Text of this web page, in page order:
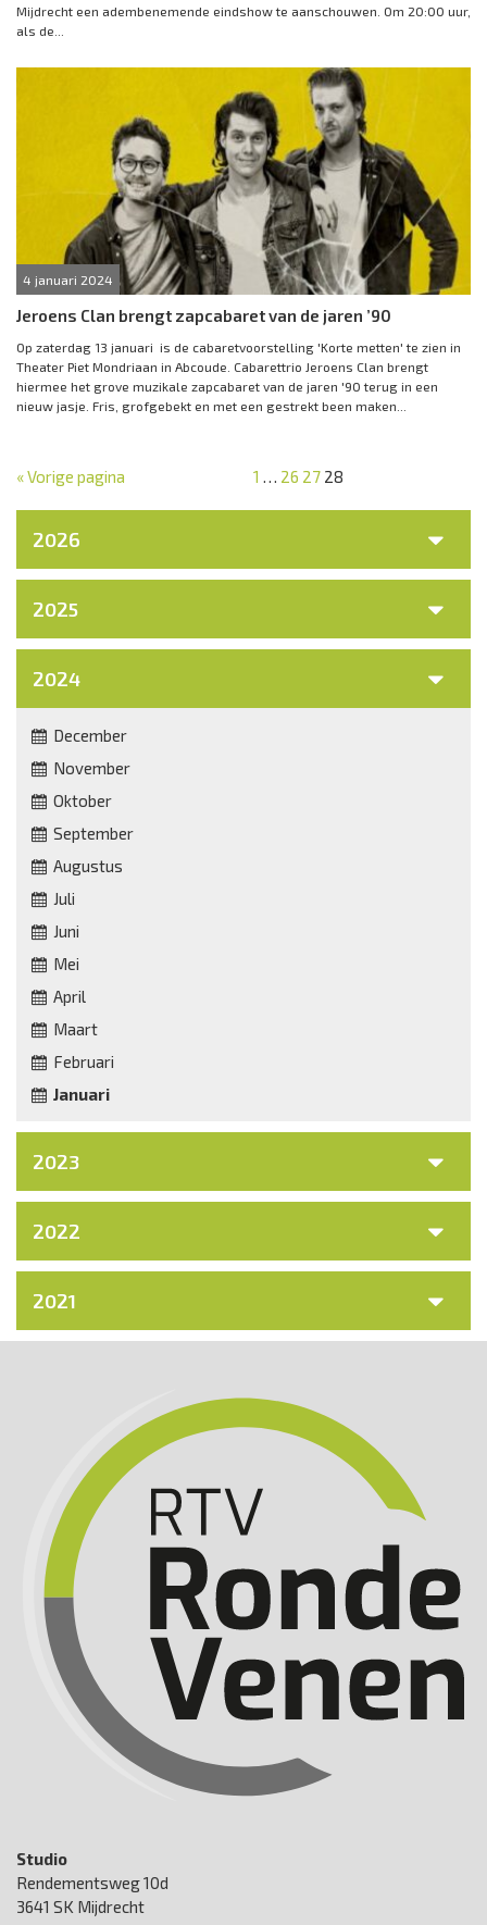
Mijdrecht een adembenemende eindshow te aanschouwen. Om 20:00 uur,
als de...
4 januari 2024
Jeroens Clan brengt zapcabaret van de jaren ’90
Op zaterdag 13 januari is de cabaretvoorstelling 'Korte metten' te zien in
Theater Piet Mondriaan in Abcoude. Cabarettrio Jeroens Clan brengt
hiermee het grove muzikale zapcabaret van de jaren '90 terug in een
nieuw jasje. Fris, grofgebekt en met een gestrekt been maken...
« Vorige pagina 1 … 26 27 28
2026
2025
2024
December
November
Oktober
September
Augustus
Juli
Juni
Mei
April
Maart
Februari
Januari
2023
2022
2021
Studio
Rendementsweg 10d
3641 SK Mijdrecht